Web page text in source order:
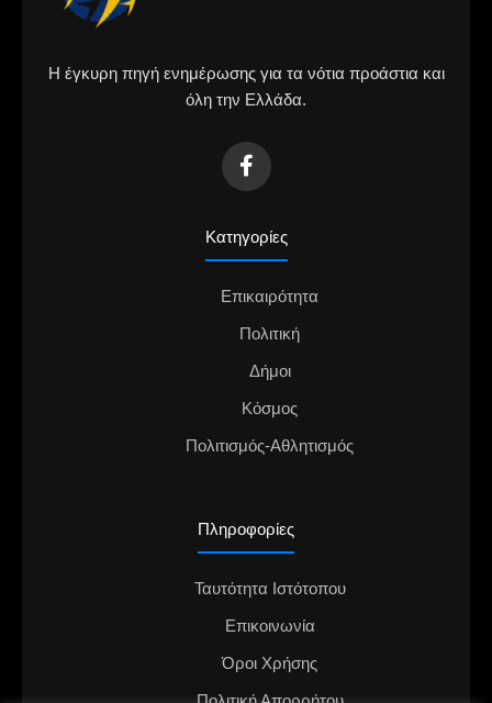
Η έγκυρη πηγή ενημέρωσης για τα νότια προάστια και
όλη την Ελλάδα.
Κατηγορίες
Επικαιρότητα
Πολιτική
Δήμοι
Κόσμος
Πολιτισμός-Αθλητισμός
Πληροφορίες
Ταυτότητα Ιστότοπου
Επικοινωνία
Όροι Χρήσης